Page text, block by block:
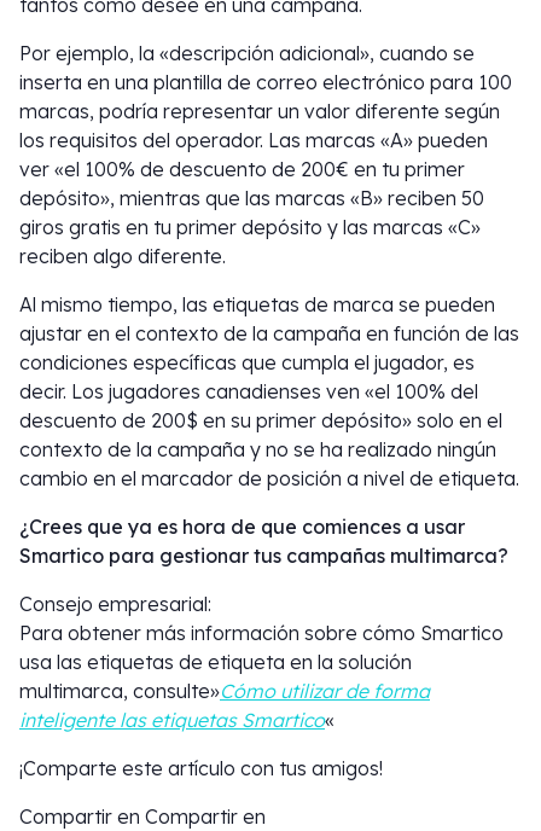
tantos como desee en una campaña.
Por ejemplo, la «descripción adicional», cuando se
inserta en una plantilla de correo electrónico para 100
marcas, podría representar un valor diferente según
los requisitos del operador. Las marcas «A» pueden
ver «el 100% de descuento de 200€ en tu primer
depósito», mientras que las marcas «B» reciben 50
giros gratis en tu primer depósito y las marcas «C»
reciben algo diferente.
Al mismo tiempo, las etiquetas de marca se pueden
ajustar en el contexto de la campaña en función de las
condiciones específicas que cumpla el jugador, es
decir. Los jugadores canadienses ven «el 100% del
descuento de 200$ en su primer depósito» solo en el
contexto de la campaña y no se ha realizado ningún
cambio en el marcador de posición a nivel de etiqueta.
¿Crees que ya es hora de que comiences a usar
Smartico para gestionar tus campañas multimarca?
Consejo empresarial:
Para obtener más información sobre cómo Smartico
usa las etiquetas de etiqueta en la solución
multimarca, consulte»Cómo utilizar de forma
inteligente las etiquetas Smartico«
¡Comparte este artículo con tus amigos!
Compartir en Compartir en